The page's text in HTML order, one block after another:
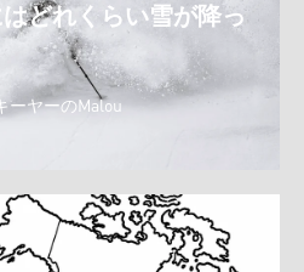
どれくらい雪が降っ
ーヤーのMalou